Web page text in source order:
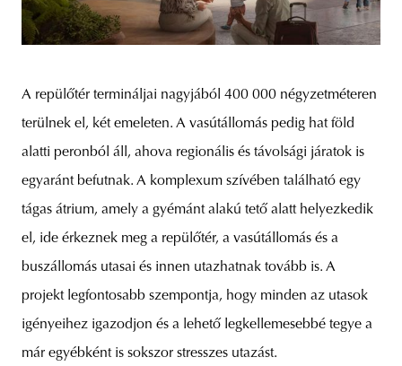
A repülőtér termináljai nagyjából 400 000 négyzetméteren
terülnek el, két emeleten. A vasútállomás pedig hat föld
alatti peronból áll, ahova regionális és távolsági járatok is
egyaránt befutnak. A komplexum szívében található egy
tágas átrium, amely a gyémánt alakú tető alatt helyezkedik
el, ide érkeznek meg a repülőtér, a vasútállomás és a
buszállomás utasai és innen utazhatnak tovább is. A
projekt legfontosabb szempontja, hogy minden az utasok
igényeihez igazodjon és a lehető legkellemesebbé tegye a
már egyébként is sokszor stresszes utazást.